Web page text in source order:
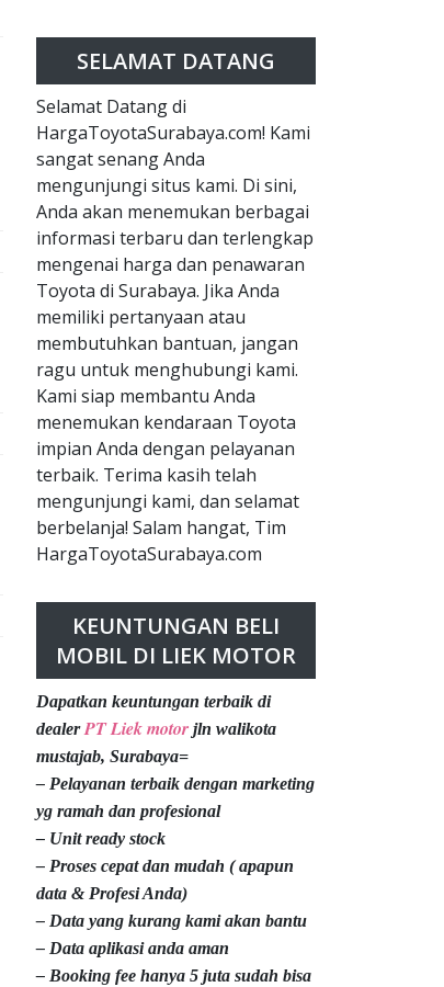
SELAMAT DATANG
Selamat Datang di
HargaToyotaSurabaya.com! Kami
sangat senang Anda
mengunjungi situs kami. Di sini,
Anda akan menemukan berbagai
informasi terbaru dan terlengkap
mengenai harga dan penawaran
Toyota di Surabaya. Jika Anda
memiliki pertanyaan atau
membutuhkan bantuan, jangan
ragu untuk menghubungi kami.
Kami siap membantu Anda
menemukan kendaraan Toyota
impian Anda dengan pelayanan
terbaik. Terima kasih telah
mengunjungi kami, dan selamat
berbelanja! Salam hangat, Tim
HargaToyotaSurabaya.com
KEUNTUNGAN BELI
MOBIL DI LIEK MOTOR
Dapatkan keuntungan terbaik di
dealerPT Liek motor jln walikota
mustajab, Surabaya=
– Pelayanan terbaik dengan marketing
yg ramah dan profesional
– Unit ready stock
– Proses cepat dan mudah ( apapun
data & Profesi Anda)
– Data yang kurang kami akan bantu
– Data aplikasi anda aman
– Booking fee hanya 5 juta sudah bisa